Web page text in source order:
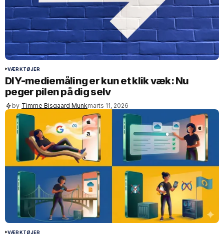
VÆRKTØJER
DIY-mediemåling er kun et klik væk: Nu
peger pilen på dig selv
by Timme Bisgaard Munkmarts 11, 2026
VÆRKTØJER